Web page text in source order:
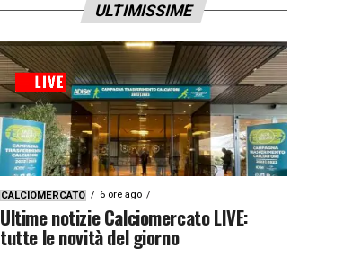
ULTIMISSIME
CALCIOMERCATO 6 ore ago
Ultime notizie Calciomercato LIVE:
tutte le novità del giorno